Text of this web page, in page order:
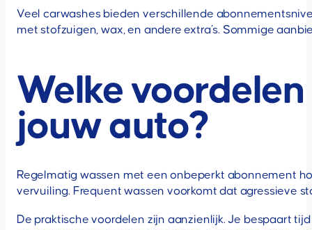
Veel carwashes bieden verschillende
met stofzuigen, wax, en andere extra’s. Sommige
Welke
jouw auto?
Regelmatig wassen met een onbeperkt abonnement
vervuiling. Frequent wassen voorkomt dat agressieve
De praktische voordelen zijn aanzienlijk. Je bespaart